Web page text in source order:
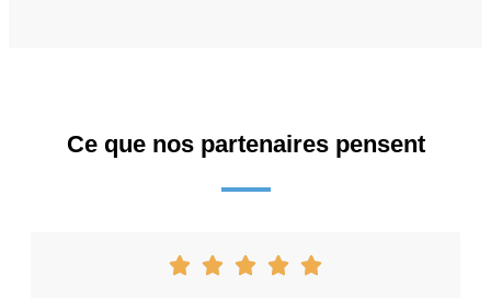
Ce que nos partenaires pensent